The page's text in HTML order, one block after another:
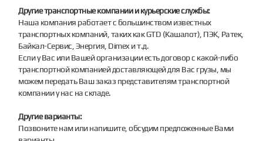
Другие транспортные компании и курьерские службы:
Наша компания работает с большинством известных
транспортных компаний, таких как GTD (Кашалот), ПЭК, Ратек,
Байкал-Сервис, Энергия, Dimex и т.д.
Если у Вас или Вашей организации есть договор с какой-либо
транспортной компанией доставляющей для Вас грузы, мы
можем передать Ваш заказ представителям транспортной
компании у нас на складе.
Другие варианты:
Позвоните нам или напишите, обсудим предложенные Вами